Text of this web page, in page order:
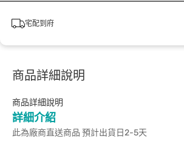
宅配到府
商品詳細說明
商品詳細說明
詳細介紹
此為廠商直送商品 預計出貨日2-5天